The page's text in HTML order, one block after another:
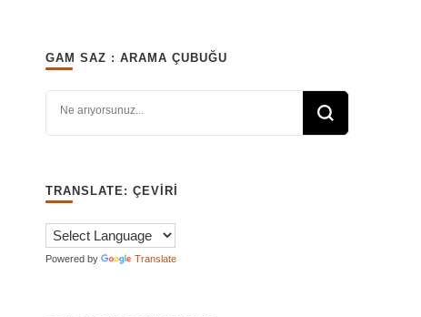
GAM SAZ : ARAMA ÇUBUĞU
TRANSLATE: ÇEVIRI
Powered by Translate